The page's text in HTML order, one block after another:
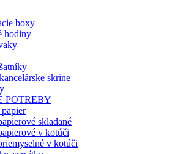
boxy
hodiny
skrine
POTREBY
skladané
v kotúči
v kotúči